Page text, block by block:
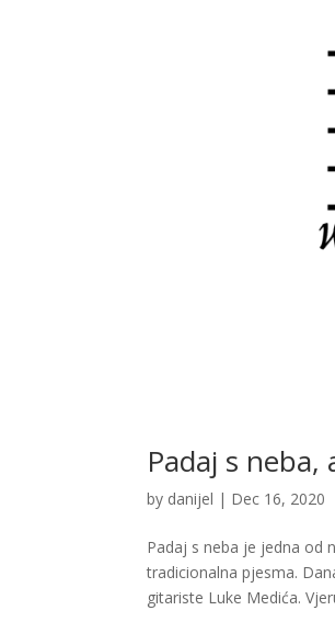
Padaj s
by danijel | Dec 16, 2020
Padaj s neba je jedna od
tradicionalna pjesma.
gitariste Luke Medića.